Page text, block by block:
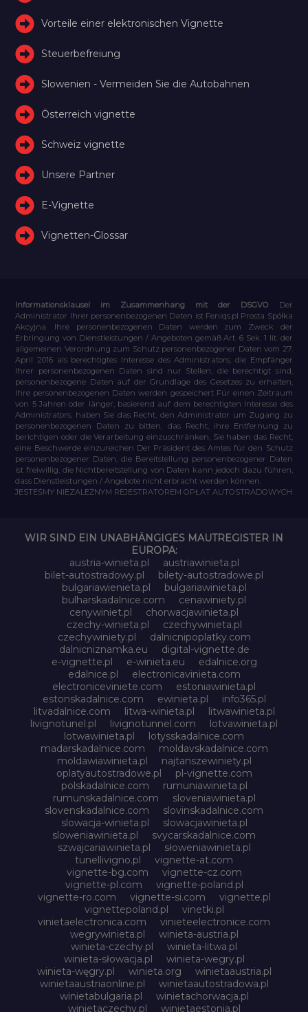
Vorteile einer elektronischen Vignette
Steuerbefreiung
Slowenien - Vermeiden Sie die Autobahnen
Österreich vignette
Schweiz vignette
Unsere Partner
E-Vignette
Vignetten-Glossar
Informationsklausel im Zusammenhang mit der DSGVO
Der
Administrator Ihrer personenbezogenen Daten ist Feniqs.pl Prosta Spółka
Akcyjna. Ihre personenbezogenen Daten werden zum Zweck der
Erbringung von Dienstleistungen / Angeboten gemäß Art. 6 Sek. 1 lit. der
allgemeinen Verordnung zum Schutz personenbezogener Daten vom 27.
April 2016 als berechtigtes Interesse des Administrators, die Empfänger
Ihrer personenbezogenen Daten sind nur Stellen, die berechtigt sind,
personenbezogene Daten auf der Grundlage des Gesetzes zu erhalten,
Ihre personenbezogenen Daten werden gespeichert Für einen Zeitraum
von 5 Jahren oder länger, basierend auf dem berechtigten Interesse des
Administrators, haben Sie das Recht, den Administrator um Zugang zu
personenbezogenen Daten zu bitten, das Recht, ihre Entfernung zu
berichtigen oder die Verarbeitung einzuschränken, Sie haben das Recht,
eine Beschwerde einzureichen Der Präsident des Amtes für den Schutz
personenbezogener Daten, die Bereitstellung personenbezogener Daten
ist freiwillig, die Nichtbereitstellung von Daten kann jedoch dazu führen,
dass Dienstleistungen / Angebote nicht erbracht werden können.
JESTEŚMY NIEZALEŻNYM REJESTRATOREM OPŁAT AUTOSTRADOWYCH
WIR SIND EIN UNABHÄNGIGES MAUTREGISTER IN
EUROPA:
austria-winieta.pl
austriawinieta.pl
bilet-autostradowy.pl
bilety-autostradowe.pl
bulgariawienieta.pl
bulgariawinieta.pl
bulharskadalnice.com
cenawiniety.pl
cenywiniet.pl
chorwacjawinieta.pl
czechy-winieta.pl
czechywinieta.pl
czechywiniety.pl
dalnicnipoplatky.com
dalnicniznamka.eu
digital-vignette.de
e-vignette.pl
e-winieta.eu
edalnice.org
edalnice.pl
electronicavinieta.com
electroniceviniete.com
estoniawinieta.pl
estonskadalnice.com
ewinieta.pl
info365.pl
litvadalnice.com
litwa-winieta.pl
litwawinieta.pl
livignotunel.pl
livignotunnel.com
lotvawinieta.pl
lotwawinieta.pl
lotysskadalnice.com
madarskadalnice.com
moldavskadalnice.com
moldawiawinieta.pl
najtanszewiniety.pl
oplatyautostradowe.pl
pl-vignette.com
polskadalnice.com
rumuniawinieta.pl
rumunskadalnice.com
sloveniawinieta.pl
slovenskadalnice.com
slovinskadalnice.com
slowacja-winieta.pl
slowacjawinieta.pl
sloweniawinieta.pl
svycarskadalnice.com
szwajcariawinieta.pl
słoweniawinieta.pl
tunellivigno.pl
vignette-at.com
vignette-bg.com
vignette-cz.com
vignette-pl.com
vignette-poland.pl
vignette-ro.com
vignette-si.com
vignette.pl
vignettepoland.pl
vinetki.pl
vinietaelectronica.com
vinieteelectronice.com
wegrywinieta.pl
winieta-austria.pl
winieta-czechy.pl
winieta-litwa.pl
winieta-słowacja.pl
winieta-wegry.pl
winieta-węgry.pl
winieta.org
winietaaustria.pl
winietaaustriaonline.pl
winietaautostradowa.pl
winietabulgaria.pl
winietachorwacja.pl
winietaczechy.pl
winietaestonia.pl